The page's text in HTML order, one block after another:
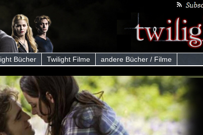
Bücher Twilight Filme andere Bücher / Filme